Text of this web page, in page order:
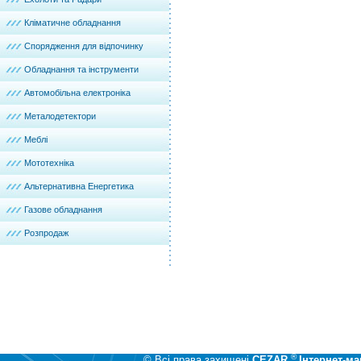
Кліматичне обладнання
Спорядження для відпочинку
Обладнання та інструменти
Автомобільна електроніка
Металодетектори
Меблі
Мототехніка
Альтернативна Енергетика
Газове обладнання
Розпродаж
®